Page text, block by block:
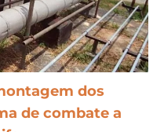
dos
de combate a